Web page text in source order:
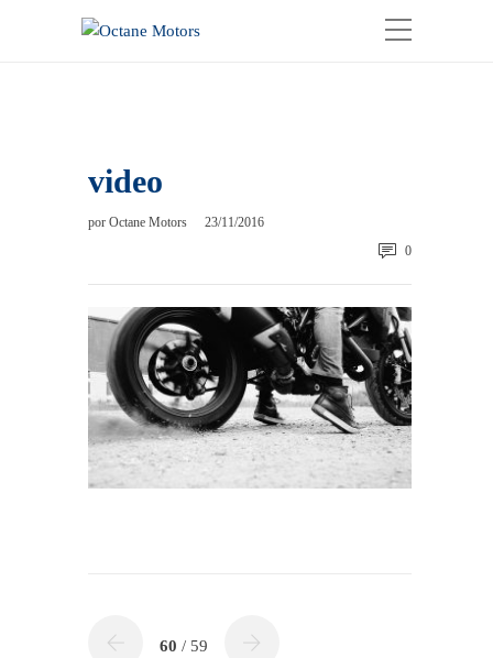
video
por Octane Motors
23/11/2016
0
60 / 59